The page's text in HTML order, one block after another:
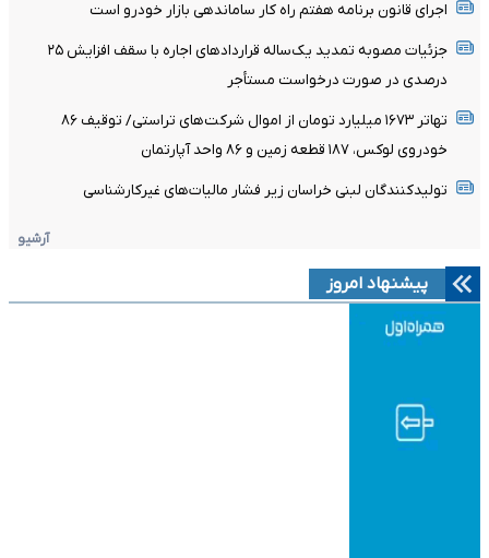
اجرای قانون برنامه هفتم راه کار ساماندهی بازار خودرو است
جزئیات مصوبه تمدید یک‌ساله قرارداد‌های اجاره با سقف افزایش ۲۵
درصدی در صورت درخواست مستأجر
تهاتر ۱۶۷۳ میلیارد تومان از اموال شرکت‌های تراستی/ توقیف ۸۶
خودروی لوکس، ۱۸۷ قطعه زمین و ۸۶ واحد آپارتمان
تولیدکنندگان لبنی خراسان زیر فشار مالیات‌های غیرکارشناسی
آرشیو
پیشنهاد امروز